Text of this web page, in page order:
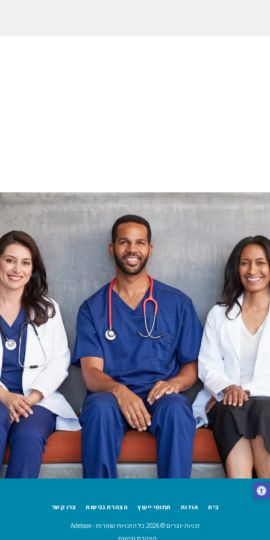
בית אודות תחומי ייעוץ הצהרת נגישות צרו קשר
זכויות יוצרים © 2026 כל הזכויות שמורות -
Adelson
הצהרת נגישות